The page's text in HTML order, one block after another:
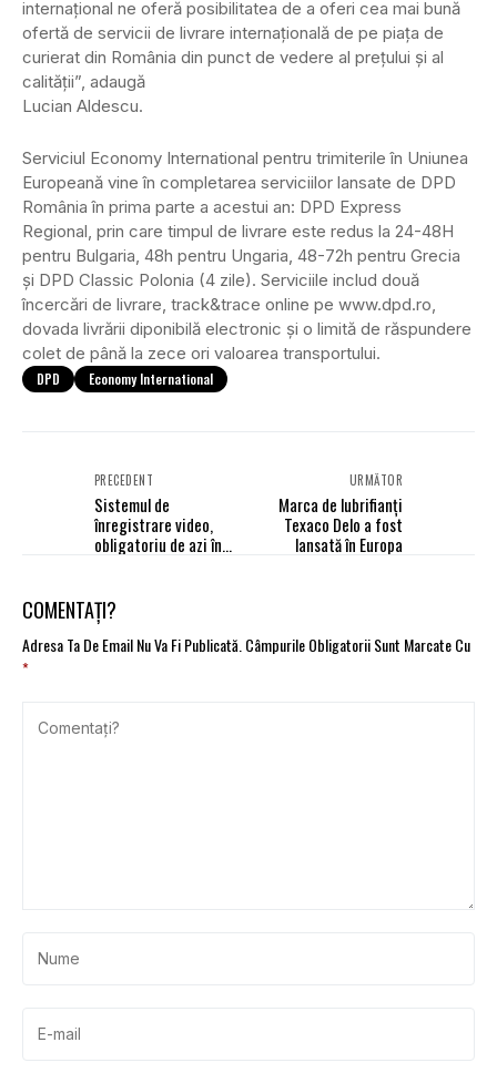
internațional ne oferă posibilitatea de a oferi cea mai bună
ofertă de servicii de livrare internațională de pe piața de
curierat din România din punct de vedere al prețului și al
calității”, adaugă
Lucian Aldescu.
Serviciul Economy International pentru trimiterile în Uniunea
Europeană vine în completarea serviciilor lansate de DPD
România în prima parte a acestui an: DPD Express
Regional, prin care timpul de livrare este redus la 24-48H
pentru Bulgaria, 48h pentru Ungaria, 48-72h pentru Grecia
și DPD Classic Polonia (4 zile). Serviciile includ două
încercări de livrare, track&trace online pe www.dpd.ro,
dovada livrării diponibilă electronic și o limită de răspundere
colet de până la zece ori valoarea transportului.
DPD Economy International
PRECEDENT
Sistemul de
înregistrare video,
obligatoriu de azi în
URMĂTOR
Marca de lubrifianți
Texaco Delo a fost
lansată în Europa
COMENTAȚI?
Adresa Ta De Email Nu Va Fi Publicată. Câmpurile Obligatorii Sunt Marcate Cu
*